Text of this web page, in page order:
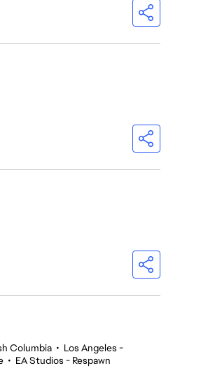
Columbia • Los Angeles -
• EA Studios - Respawn